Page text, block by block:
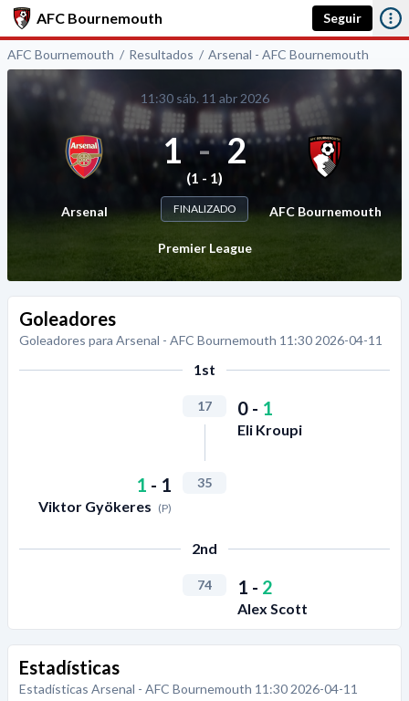
AFC Bournemouth Seguir
AFC Bournemouth Resultados Arsenal - AFC Bournemouth
11:30 sáb. 11 abr 2026
Arsenal
1 - 2
(1 - 1)
FINALIZADO AFC Bournemouth
Premier League
Goleadores
Goleadores para Arsenal - AFC Bournemouth 11:30 2026-04-11
1st
17 0 - 1
Eli Kroupi
1 - 1
Viktor Gyökeres (P)
35
2nd
74 1 - 2
Alex Scott
Estadísticas
Estadísticas Arsenal - AFC Bournemouth 11:30 2026-04-11